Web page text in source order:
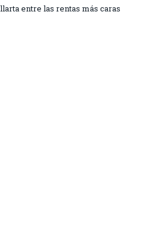
entre las rentas más caras